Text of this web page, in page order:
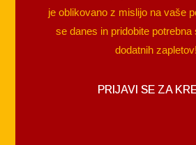
je oblikovano z mislijo na vaše
se danes in pridobite
dodatnih zapletov!
PRIJAVI SE ZA